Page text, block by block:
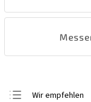
Wir empfehlen